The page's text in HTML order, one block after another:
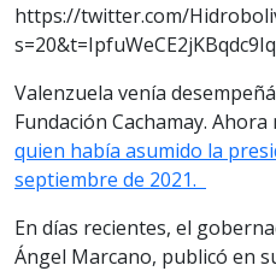
https://twitter.com/
Valenzuela venía
Fundación Cachamay.
quien había asumido la
septiembre de 2021.
En días recientes, el
Ángel Marcano, publicó en